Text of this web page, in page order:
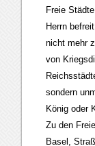
Freie
Herrn
nicht mehr
von
sondern
König oder
Zu den
Basel,